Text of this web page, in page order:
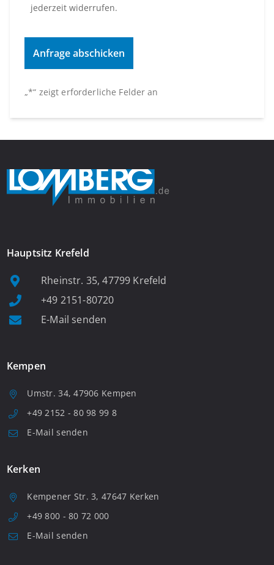
„*“ zeigt erforderliche Felder an
jederzeit widerrufen.
Hauptsitz Krefeld
Rheinstr. 35, 47799 Krefeld
+49 2151-80720
E-Mail senden
Kempen
Umstr. 34, 47906 Kempen
+49 2152 - 80 98 99 8
E-Mail senden
Kerken
Kempener Str. 3, 47647 Kerken
+49 800 - 80 72 000
E-Mail senden